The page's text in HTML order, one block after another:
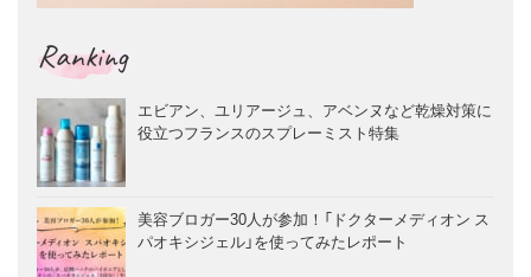
Ranking
エビアン、ユリアージュ、アベンヌなど乾燥対策に
役立つフランスのスプレーミスト特集
美容ブロガー30人が参加！「ドクターメディオン ス
パオキシジェル」を使ってみたレポート